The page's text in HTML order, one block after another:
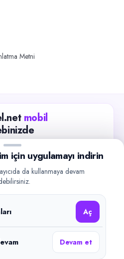
Metni
mobil
edin, işverenlerle hızlıca
geçin.
Google Play
Tüm hakları saklıdır.
için uygulamayı indirin
da kullanmaya devam
Aç
Devam et